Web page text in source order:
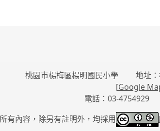
桃園市楊梅區楊明國民小學 地址：
[Google
電話：03-4754929
有內容，除另有註明外，均採用